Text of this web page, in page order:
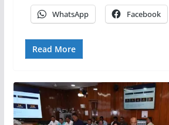
WhatsApp Facebook
Read More